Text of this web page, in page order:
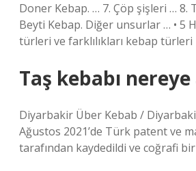
Doner Kebap. … 7. Çöp şişleri … 8.
Beyti Kebap. Diğer unsurlar … • 5
türleri ve farklılıkları kebap türleri
Taş kebabı
Diyarbakir Über Kebab /
Ağustos 2021’de Türk patent ve
tarafından kaydedildi ve coğrafi bir